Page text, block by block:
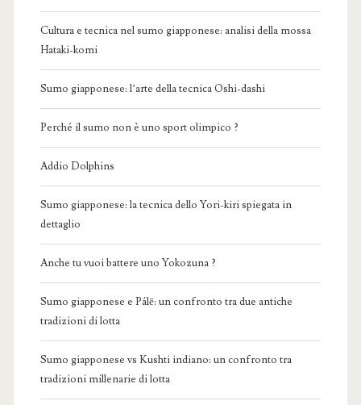
Cultura e tecnica nel sumo giapponese: analisi della mossa
Hataki-komi
Sumo giapponese: l’arte della tecnica Oshi-dashi
Perché il sumo non è uno sport olimpico ?
Addio Dolphins
Sumo giapponese: la tecnica dello Yori-kiri spiegata in
dettaglio
Anche tu vuoi battere uno Yokozuna ?
Sumo giapponese e Pálē: un confronto tra due antiche
tradizioni di lotta
Sumo giapponese vs Kushti indiano: un confronto tra
tradizioni millenarie di lotta